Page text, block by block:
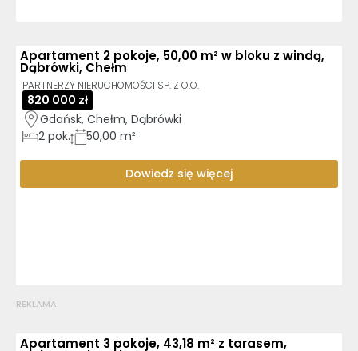
Apartament 2 pokoje, 50,00 m² w bloku z windą,
Dąbrówki, Chełm
PARTNERZY NIERUCHOMOŚCI SP. Z O.O.
820 000 zł
Gdańsk, Chełm, Dąbrówki
2 pok. 50,00 m²
Dowiedz się więcej
REKLAMA
Apartament 3 pokoje, 43,18 m² z tarasem,